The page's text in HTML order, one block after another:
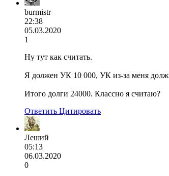
burmistr
22:38
05.03.2020
1
Ну тут как считать.
Я должен УК 10 000, УК из-за меня
Итого долги 24000. Классно я считаю?
Ответить Цитировать
Леший
05:13
06.03.2020
0